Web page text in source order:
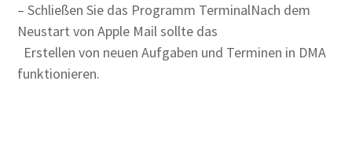
– Schließen Sie das Programm TerminalNach dem
Neustart von Apple Mail sollte das
Erstellen von neuen Aufgaben und Terminen in DMA
funktionieren.